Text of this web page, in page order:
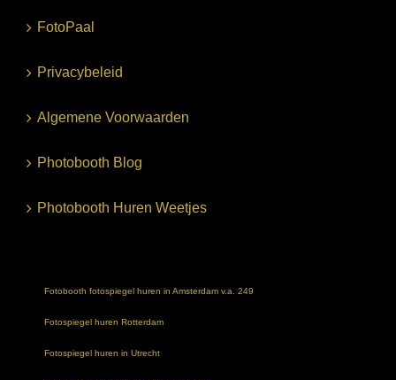
FotoPaal
Privacybeleid
Algemene Voorwaarden
Photobooth Blog
Photobooth Huren Weetjes
Fotobooth fotospiegel huren in Amsterdam v.a. 249
Fotospiegel huren Rotterdam
Fotospiegel huren in Utrecht